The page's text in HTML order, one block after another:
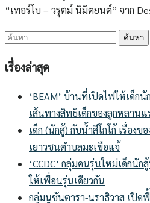
“เทอร์โบ – วรุตม์ นิมิตยนต์” จาก
ค้นหา
เรื่องล่าสุด
‘BEAM’ บ้านที่เปิดไฟให้เด็ก
เส้นทางสิทธิเด็กของลูกหลาน
เด็ก (นักสู้) กับน้ำสีโกโก้ เรื่อง
เยาวชนตำบลมะเขือแจ้
‘CCDC’ กลุ่มคนรุ่นใหม่เด็กนัก
ให้เพื่อนรุ่นเดียวกัน
กลุ่มนูซันตารา-นราธิวาส เปิด